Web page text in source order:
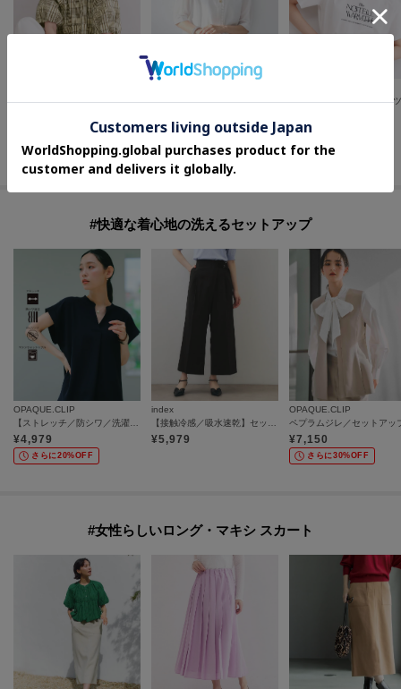
チェック柄ペプラムブラウス【洗濯機OK】
さらに15%OFF
【接触冷感/通気性/洗える】スタンドカラーフリルブラウス
30%OFF
さらに10%OFF
30%OFF
さらに10%OFF
#快適な着心地の洗えるセットアップ
OPAQUE.CLIP
¥4,979
さらに20%OFF
index
¥5,979
OPAQUE.CLIP
¥7,150
さらに30%OFF
#女性らしいロング・マキシ スカート